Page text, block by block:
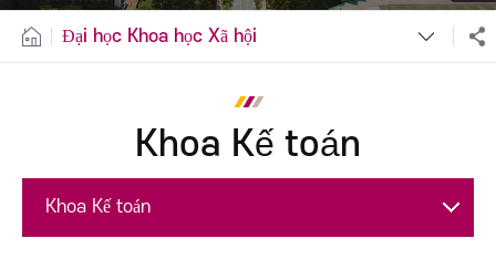
Đại học Khoa học Xã hội
Khoa Kế toán
Khoa Kế toán